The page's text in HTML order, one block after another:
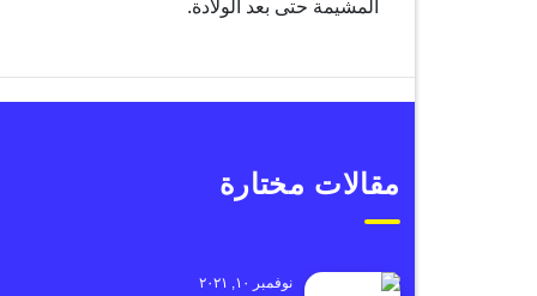
المشيمة حتى بعد الولادة.
مقالات مختارة
نوفمبر ١٠, ٢٠٢١